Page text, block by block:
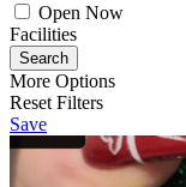
Open Now
Facilities
Search
More Options
Reset Filters
Save